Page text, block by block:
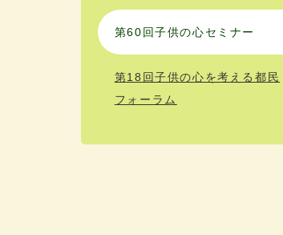
第60回子供の心セミナー
第18回子供の心を考える都民
フォーラム